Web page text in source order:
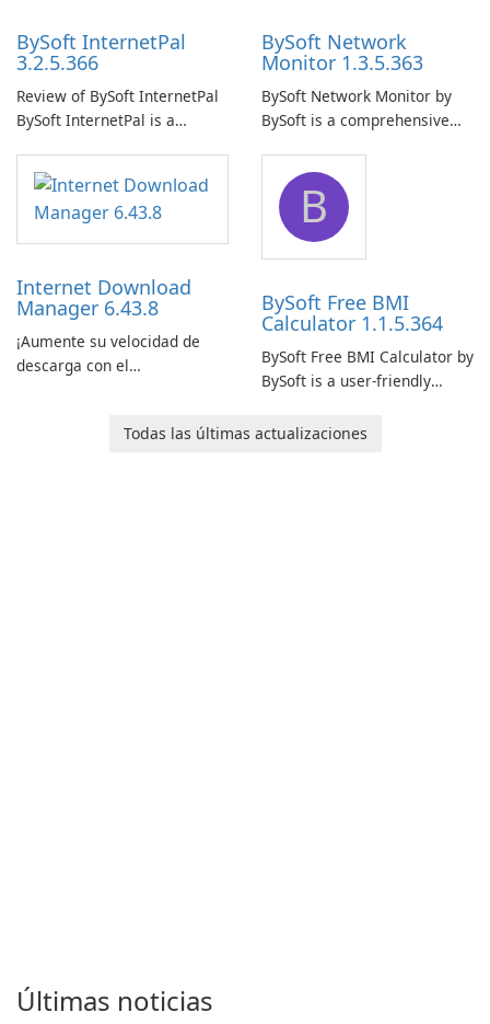
BySoft InternetPal
3.2.5.366
Review of BySoft InternetPal
BySoft InternetPal is a
application designed to
monitor your internet
connection and provide real-
time insights into its
BySoft Network
Monitor 1.3.5.363
BySoft Network Monitor by
BySoft is a comprehensive
designed to help businesses
effectively manage their
network infrastructure.
Internet Download
Manager 6.43.8
¡Aumente su velocidad de
descarga con el
B
BySoft Free BMI
Calculator 1.1.5.364
BySoft Free BMI Calculator by
BySoft is a user-friendly
designed to help you
Todas las últimas actualizaciones
Últimas noticias